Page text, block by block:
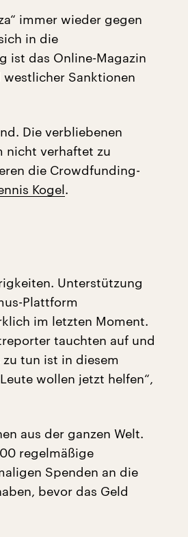
immer wieder gegen
in die
ist das Online-Magazin
Sanktionen
Die verbliebenen
nicht verhaftet zu
die Crowdfunding-
Kogel.
Unterstützung
Plattform
im letzten Moment.
tauchten auf und
tun ist in diesem
wollen jetzt helfen“,
aus der ganzen Welt.
regelmäßige
Spenden an die
bevor das Geld